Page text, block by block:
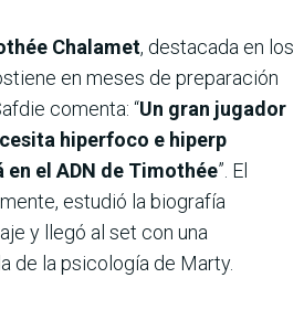
Chalamet, destacada en los
en meses de preparación
comenta: “Un gran jugador
hiperfoco e hiperp
el ADN de Timothée”. El
estudió la biografía
y llegó al set con una
de la psicología de Marty.